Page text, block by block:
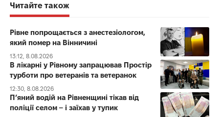
Читайте також
Рівне попрощається з анестезіологом,
який помер на Вінничині
13:12, 8.08.2026
В лікарні у Рівному запрацював Простір
турботи про ветеранів та ветеранок
12:30, 8.08.2026
П’яний водій на Рівненщині тікав від
поліції селом – і заїхав у тупик